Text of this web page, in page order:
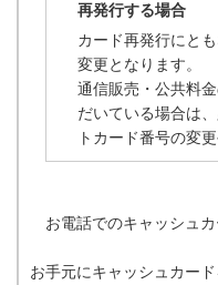
再発行する場合
カード再発行にと
変更となります。
通信販売・公共料
だいている場合は
トカード番号の変
お電話でのキャッシュ
お手元にキャッシュカー